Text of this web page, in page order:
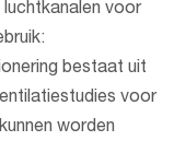
voor
bestaat uit
voor
worden